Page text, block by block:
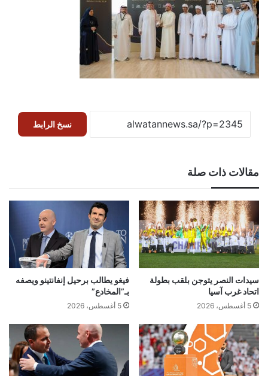
نسخ الرابط
مقالات ذات صلة
سيدات النصر يتوجن بلقب بطولة
اتحاد غرب آسيا
5 أغسطس، 2026
فيغو يطالب برحيل إنفانتينو ويصفه
بـ”المخادع”
5 أغسطس، 2026